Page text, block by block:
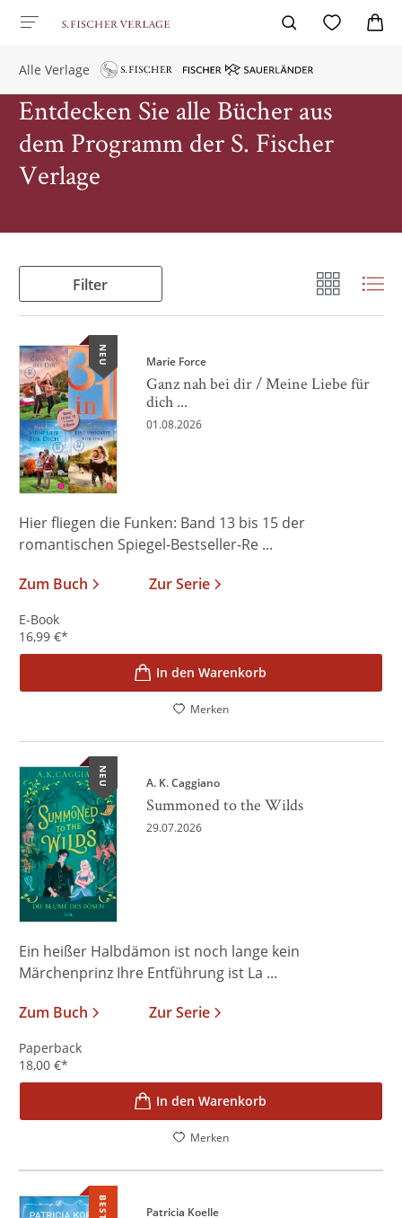
Alle Verlage
Entdecken Sie alle Bücher aus
dem Programm der S. Fischer
Verlage
Filter
NEU Marie Force
Ganz nah bei dir / Meine Liebe für
dich ...
01.08.2026
Hier fliegen die Funken: Band 13 bis 15 der
romantischen Spiegel-Bestseller-Re ...
Zum Buch
Zur Serie
E-Book
16,99 €*
In den Warenkorb
Merken
NEU A. K. Caggiano
Summoned to the Wilds
29.07.2026
Ein heißer Halbdämon ist noch lange kein
Märchenprinz Ihre Entführung ist La ...
Zum Buch
Zur Serie
Paperback
18,00 €*
In den Warenkorb
Merken
Patricia Koelle